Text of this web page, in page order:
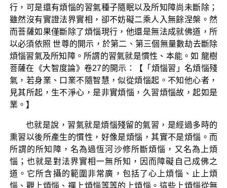
行，可是還有煩惱的習氣種子隨眠以及所知障尚未斷除；
雖然沒有實證法界實相，卻不妨礙二乘人入無餘涅槃。然
而菩薩如果僅斷除了煩惱現行，他還是無法成就佛道，所
以必須依照 世尊的開示，於第二、第三個無量數劫去斷除
煩惱習氣及所知障。所謂的習氣就是慣性、本能。如 龍樹
菩薩在《大智度論》卷27的開示：【「煩惱習」名煩惱殘
氣，若身業、口業不隨智慧，似從煩惱起。不知他心者，
見其所起，生不淨心，是非實煩惱，久習煩惱故，起如是
業。】
也就是說，習氣就是煩惱殘留的氣習，是經過多時的
熏習以後所產生的慣性，好像是煩惱，其實不是煩惱。而
所謂的所知障，名為過恆河沙修所斷煩惱，又名為上煩
惱；也就是對法界實相一無所知，因而障礙自己成佛之
道。它所含攝的範圍非常廣，包括了心上煩惱、止上煩
惱、觀上煩惱、禪上煩惱等等的上煩惱。這些上煩惱從無